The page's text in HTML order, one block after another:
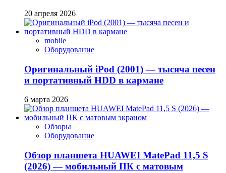
20 апреля 2026
mobile
Оборудование
Оригинальный iPod (2001) — тысяча песен
и портативный HDD в кармане
6 марта 2026
Обзоры
Оборудование
Обзор планшета HUAWEI MatePad 11,5 S
(2026) — мобильный ПК с матовым